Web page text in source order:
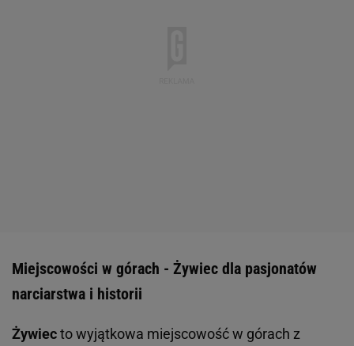
Miejscowości w górach - Żywiec dla pasjonatów
narciarstwa i historii
Żywiecto wyjątkowa miejscowość w górach z